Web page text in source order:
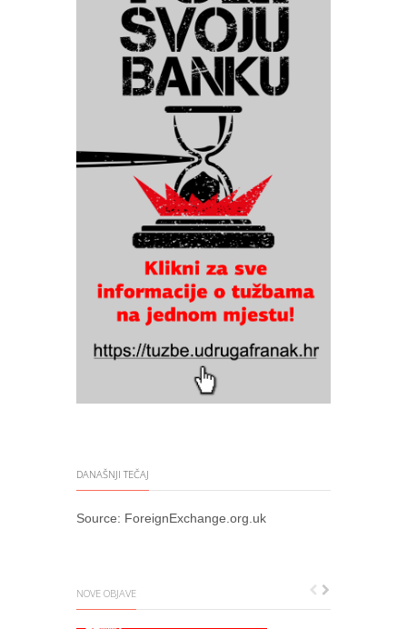
DANAŠNJI TEČAJ
Source: ForeignExchange.org.uk
NOVE OBJAVE